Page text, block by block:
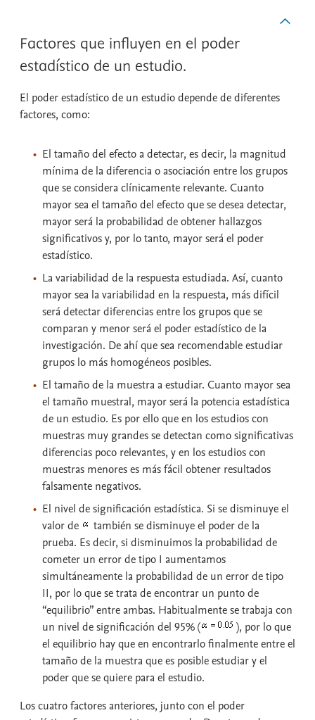
Factores que influyen en el poder
estadístico de un estudio.
El poder estadísticode un estudio depende de diferentes
factores, como:
El tamaño del efecto a detectar, es decir, la magnitud
mínima de la diferencia o asociación entre los grupos
que se considera clínicamente relevante. Cuanto
mayor sea el tamaño del efecto que se desea detectar,
mayor será la probabilidad de obtener hallazgos
significativos y, por lo tanto, mayor será el poder
estadístico.
Lavariabilidad de la respuesta estudiada. Así, cuanto
mayor sea la variabilidad en la respuesta, más difícil
será detectar diferencias entre los grupos que se
comparan y menor será el poder estadístico de la
investigación. De ahí que sea recomendable estudiar
grupos lo más homogéneos posibles.
El tamaño de la muestraa estudiar. Cuanto mayor sea
el tamaño muestral, mayor será la potencia estadística
de un estudio. Es por ello que en los estudios con
muestras muy grandes se detectan como significativas
diferencias poco relevantes, y en los estudios con
muestras menores es más fácil obtener resultados
falsamente negativos.
El nivel de significación estadística. Si se disminuye el
valor de
también se disminuye el poder de la
prueba. Es decir, si disminuimos la probabilidad de
cometer un error de tipo I aumentamos
simultáneamente la probabilidad de un error de tipo
II, por lo que se trata de encontrar un punto de
“equilibrio” entre ambas. Habitualmente se trabaja con
un nivel de significación del 95% (
), por lo que
el equilibrio hay que en encontrarlo finalmente entre el
tamaño de la muestra que es posible estudiar y el
poder que se quiere para el estudio.
Los cuatro factores anteriores, junto con el poder